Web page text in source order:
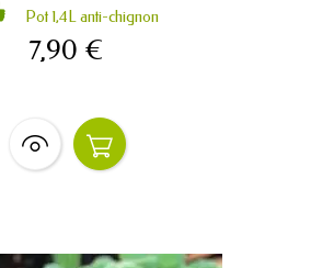
Pot 1,4L anti-chignon
7,90 €